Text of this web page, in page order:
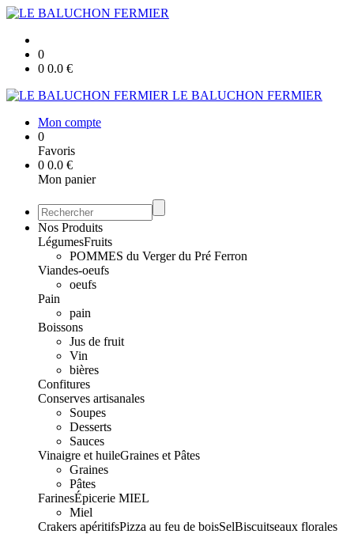
0
0 0.0 €
LE BALUCHON FERMIER
Mon compte
0
Favoris
0 0.0 €
Mon panier
Nos Produits
LégumesFruits
POMMES du Verger du Pré Ferron
Viandes-oeufs
oeufs
Pain
pain
Boissons
Jus de fruit
Vin
bières
Confitures
Conserves artisanales
Soupes
Desserts
Sauces
Vinaigre et huileGraines et Pâtes
Graines
Pâtes
FarinesÉpicerie MIEL
Miel
Crakers apéritifsPizza au feu de boisSelBiscuitseaux florales